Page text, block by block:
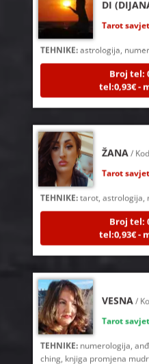
Tarot
TEHNIKE: astrologija,
Broj tel:
tel:0,93€ -
Tarot
TEHNIKE: tarot, astrologija,
Broj tel:
tel:0,93€ -
Tarot
TEHNIKE:numerologija,
ching, knjiga promjena
amajlija